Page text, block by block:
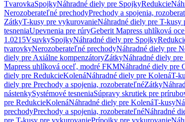
TvarovkaSpojkyNáhradné diely pre SpojkyRedukcie
Nerozoberateľné prechodyPrechody a spojenia,
ZátkyT-kusy pre vykurovanieNáhradné diely pre T-kusy
tesneniaUpevnenia pre rúryGeberit Mapress uhlíková
1.0215VsuvkySpojkyNáhradné diely pre Spojky
tvarovkyNerozoberateľné prechodyNáhradné diely pre
diely pre Axiálne kompenzátoryZátkyNáhradné diely
Mapress uhlíková oceľ, modré FKMNáhradné diely pre
diely pre RedukcieKolenáNáhradné diely pre KolenáT-
diely pre Prechody a spojenia, rozoberateľnéZátky
nástenkySystémové tesneniaSúpravy skrutiek pre
pre RedukcieKolenáNáhradné diely pre KolenáT-kusy
prechodyPrechody a spojenia, rozoberateľnéNáhradné
pre T-kusy pre vykurovaniePrípojky pre vykurovanie